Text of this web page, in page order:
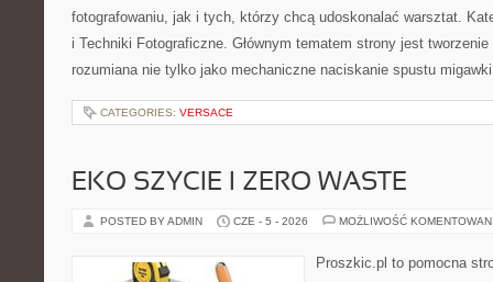
fotografowaniu, jak i tych, którzy chcą udoskonalać warsztat.
i Techniki Fotograficzne. Głównym tematem strony jest
rozumiana nie tylko jako mechaniczne naciskanie spustu
CATEGORIES: VERSACE
EKO SZYCIE I ZERO WASTE
POSTED BY ADMIN CZE - 5 - 2026 MOŻLIWOŚĆ
Proszkic.pl to pomocna